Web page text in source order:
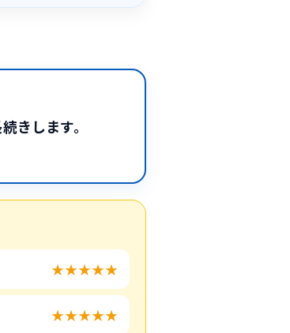
きします。
★★★★★
★★★★★